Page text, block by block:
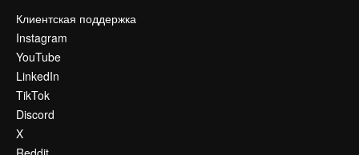
Клиентская поддержка
Instagram
YouTube
LinkedIn
TikTok
Discord
X